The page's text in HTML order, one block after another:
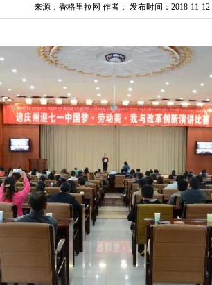
来源：香格里拉网 作者： 发布时间：2018-11-12